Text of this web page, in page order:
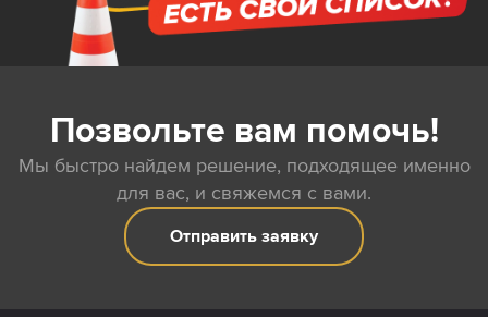
Позвольте вам помочь!
Мы быстро найдем решение, подходящее именно
для вас, и свяжемся с вами.
Отправить заявку